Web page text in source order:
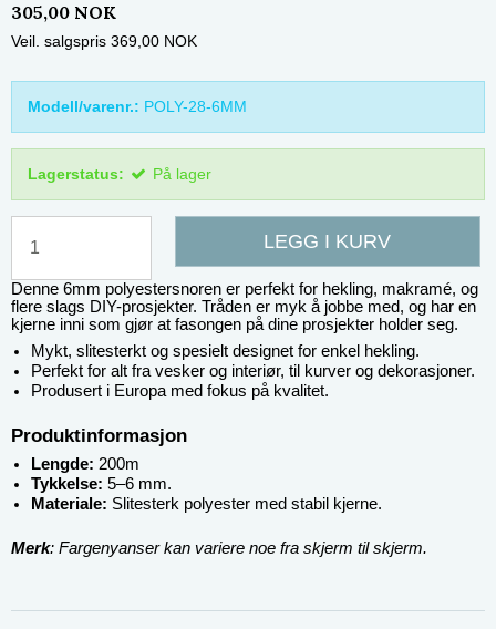
305,00 NOK
Veil. salgspris 369,00 NOK
Modell/varenr.: POLY-28-6MM
Lagerstatus: På lager
LEGG I KURV
Denne 6mm polyestersnoren er perfekt for hekling, makramé, og
flere slags DIY-prosjekter. Tråden er myk å jobbe med, og har en
kjerne inni som gjør at fasongen på dine prosjekter holder seg.
Mykt, slitesterkt og spesielt designet for enkel hekling.
Perfekt for alt fra vesker og interiør, til kurver og dekorasjoner.
Produsert i Europa med fokus på kvalitet.
Produktinformasjon
Lengde: 200m
Tykkelse: 5–6 mm.
Materiale: Slitesterk polyester med stabil kjerne.
Merk: Fargenyanser kan variere noe fra skjerm til skjerm.